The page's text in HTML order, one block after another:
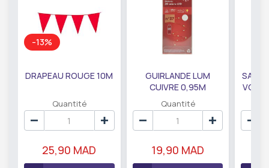
-13%
DRAPEAU ROUGE 10M
Quantité
25,90 MAD
GUIRLANDE LUM
CUIVRE 0,95M
DE79207
Quantité
19,90 MAD